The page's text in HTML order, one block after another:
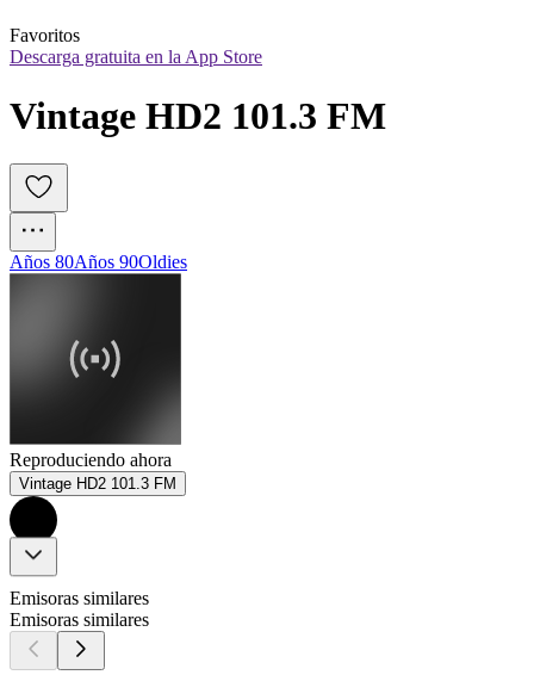
Favoritos
Descarga gratuita en la App Store
Vintage HD2 101.3 FM
Años 80Años 90Oldies
Reproduciendo ahora
Vintage HD2 101.3 FM
Emisoras similares
Emisoras similares